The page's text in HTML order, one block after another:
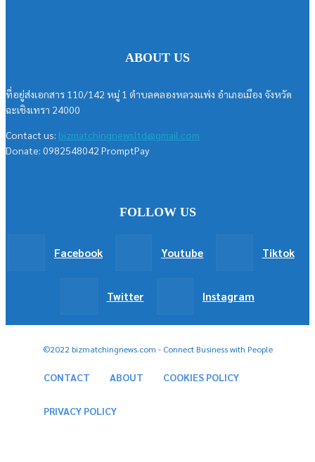
ABOUT US
ที่อยู่ส่งเอกสาร 110/142 หมู่ 1 ตำบลคลองหลวงแพ่ง อำเภอเมือง จังหวัด
ฉะเชิงเทรา 24000
Contact us: bizmatchingnewsltd@gmail.com
Donate: 0982548042 PromptPay
FOLLOW US
Facebook Youtube Tiktok
Twitter Instagram
©2022 bizmatchingnews.com - Connect Business with People
CONTACT ABOUT COOKIES POLICY
PRIVACY POLICY